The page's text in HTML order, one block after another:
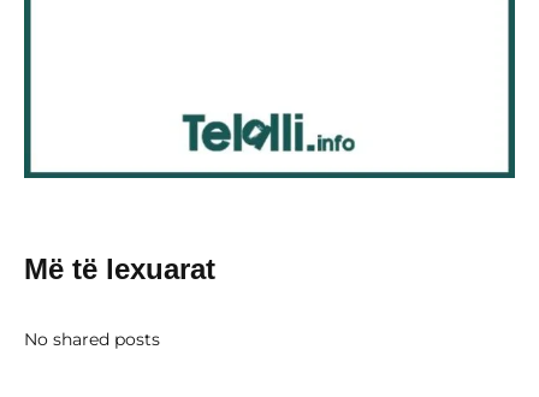
Më të lexuarat
No shared posts